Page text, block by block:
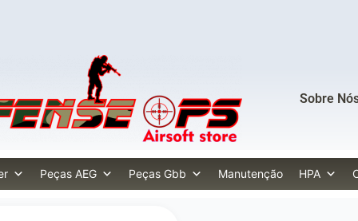
Sobre
Peças AEG Peças Gbb Manutenção HPA